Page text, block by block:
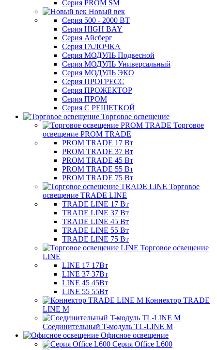
Серия PROM SM
Новый век
Серия 500 - 2000 ВТ
Серия HIGH BAY
Серия Айсберг
Серия ГАЛОЧКА
Серия МОДУЛЬ Подвесной
Серия МОДУЛЬ Универсальный
Серия МОДУЛЬ ЭКО
Серия ПРОГРЕСС
Серия ПРОЖЕКТОР
Серия ПРОМ
Серия С РЕШЕТКОЙ
Торговое освещение
Торговое
освещение PROM TRADE
PROM TRADE 17 Вт
PROM TRADE 37 Вт
PROM TRADE 45 Вт
PROM TRADE 55 Вт
PROM TRADE 75 Вт
Торговое
освещение TRADE LINE
TRADE LINE 17 Вт
TRADE LINE 37 Вт
TRADE LINE 45 Вт
TRADE LINE 55 Вт
TRADE LINE 75 Вт
Торговое освещение
LINE
LINE 17 17Вт
LINE 37 37Вт
LINE 45 45Вт
LINE 55 55Вт
Коннектор TRADE
LINE M
Соединительный T-модуль TL-LINE M
Офисное освещение
Серия Office L600